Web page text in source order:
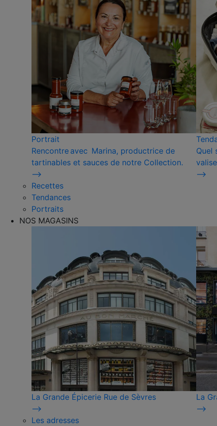
Portrait
Rencontre avec Marina, productrice de
tartinables et sauces de notre Collection.
⟶
Quel
⟶
Recettes
Tendances
Portraits
NOS MAGASINS
La Grande Épicerie Rue de Sèvres
⟶
La
⟶
Les adresses